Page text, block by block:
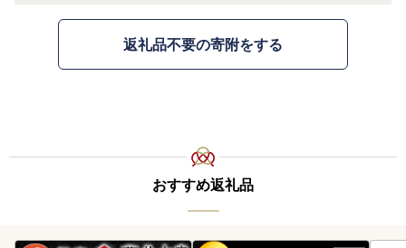
返礼品不要の寄附をする
おすすめ返礼品